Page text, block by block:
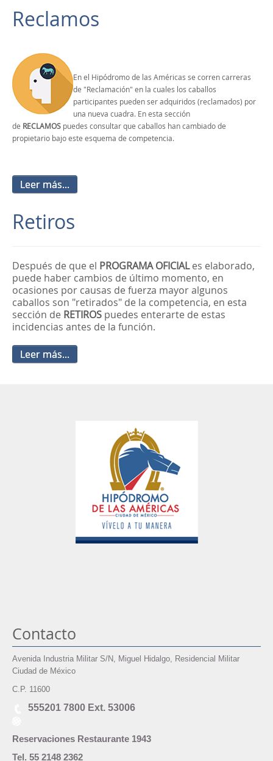
Reclamos
En el Hipódromo de las Américas se corren carreras
de "Reclamación" en la cuales los caballos
participantes pueden ser adquiridos (reclamados) por
una nueva cuadra. En esta sección
de RECLAMOS puedes consultar que caballos han cambiado de
propietario bajo este esquema de competencia.
Leer más...
Retiros
Después de que el PROGRAMA OFICIALes elaborado,
puede haber cambios de último momento, en
ocasiones por causas de fuerza mayor algunos
caballos son "retirados" de la competencia, en esta
sección de RETIROS puedes enterarte de estas
incidencias antes de la función.
Leer más...
Contacto
Avenida Industria Militar S/N, Miguel Hidalgo, Residencial Militar
Ciudad de México
C.P. 11600
555201 7800 Ext. 53006
Reservaciones Restaurante 1943
Tel. 55 2148 2362